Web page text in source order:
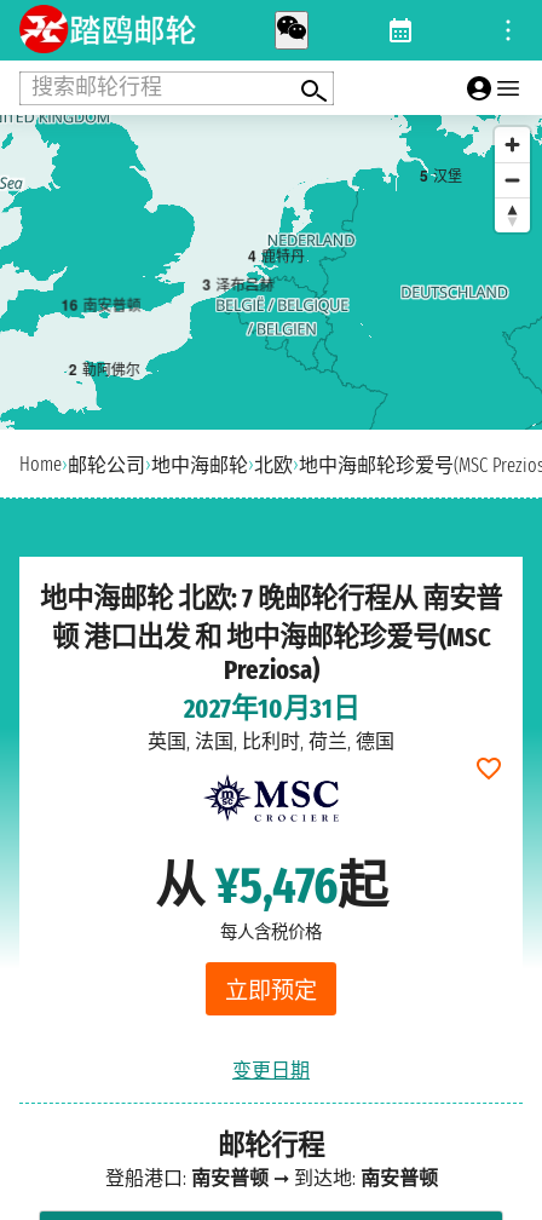
搜索邮轮行程
16 南安普顿
2 勒阿佛尔
3 泽布吕赫
4 鹿特丹
5 汉堡
Home›邮轮公司 ›地中海邮轮›北欧›地中海邮轮珍爱号(MSC
地中海邮轮 北欧: 7 晚邮轮行程从 南安普
顿 港口出发 和 地中海邮轮珍爱号(MSC
Preziosa)
2027年10月31日
英国, 法国, 比利时, 荷兰, 德国
从¥5,476起
每人含税价格
立即预定
变更日期
邮轮行程
登船港口: 南安普顿➞ 到达地: 南安普顿